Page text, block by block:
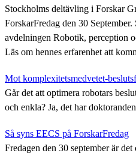
Stockholms deltävling i Forskar
ForskarFredag den 30
avdelningen Robotik, perception
Läs om hennes erfarenhet att
Mot komplexitetsmedvetet-
Går det att optimera robotars
och enkla? Ja, det har
Så syns EECS på ForskarFredag
Fredagen den 30 september är